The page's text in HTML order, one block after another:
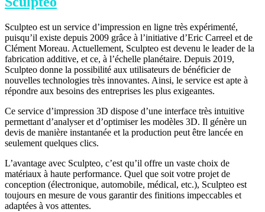
Sculpteo est un service d’impression en ligne très expérimenté,
puisqu’il existe depuis 2009 grâce à l’initiative d’Eric Carreel et de
Clément Moreau. Actuellement, Sculpteo est devenu le leader de la
fabrication additive, et ce, à l’échelle planétaire. Depuis 2019,
Sculpteo donne la possibilité aux utilisateurs de bénéficier de
nouvelles technologies très innovantes. Ainsi, le service est apte à
répondre aux besoins des entreprises les plus exigeantes.
Ce service d’impression 3D dispose d’une interface très intuitive
permettant d’analyser et d’optimiser les modèles 3D. Il génère un
devis de manière instantanée et la production peut être lancée en
seulement quelques clics.
L’avantage avec Sculpteo, c’est qu’il offre un vaste choix de
matériaux à haute performance. Quel que soit votre projet de
conception (électronique, automobile, médical, etc.), Sculpteo est
toujours en mesure de vous garantir des finitions impeccables et
adaptées à vos attentes.